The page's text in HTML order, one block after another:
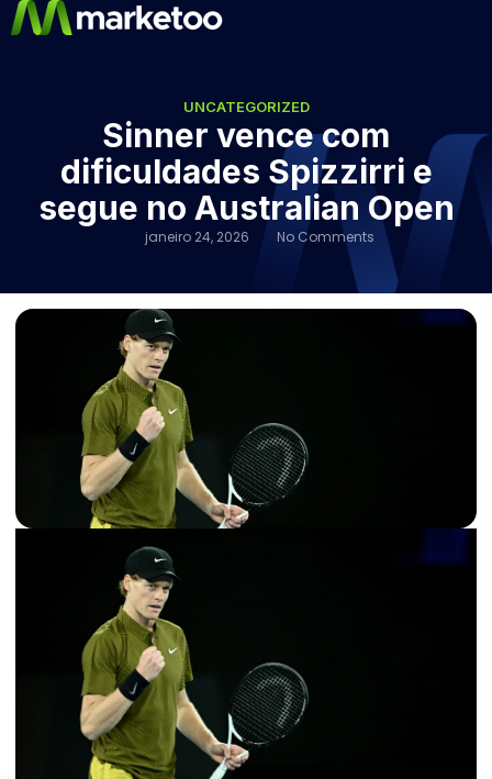
UNCATEGORIZED
Sinner vence com
dificuldades Spizzirri e
segue no Australian Open
janeiro 24, 2026 No Comments